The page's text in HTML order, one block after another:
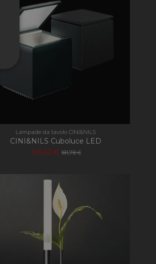
Lampade da tavolo CINI&NILS
CINI&NILS Cuboluce LED
145,42 € 181,78 €